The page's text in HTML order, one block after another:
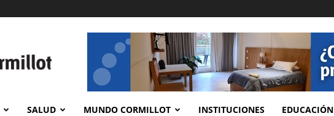
SALUD MUNDO CORMILLOT INSTITUCIONES EDUCACIÓN